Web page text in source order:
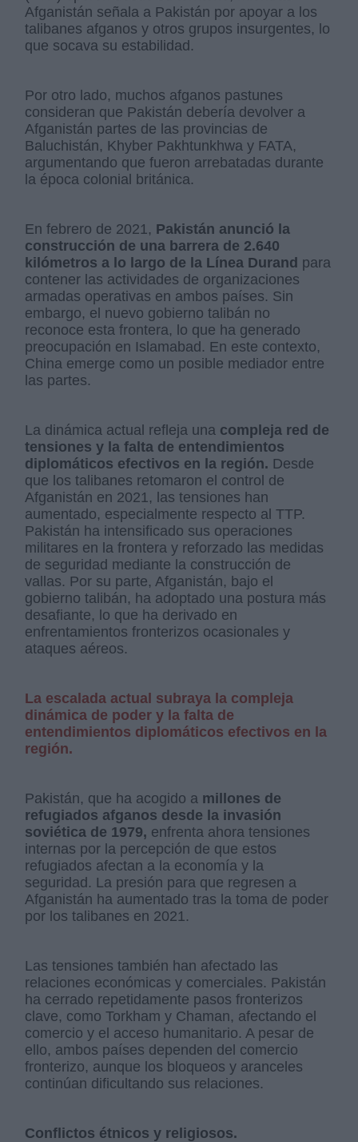
Afganistán señala a Pakistán por apoyar a los
talibanes afganos y otros grupos insurgentes, lo
que socava su estabilidad.
Por otro lado, muchos afganos pastunes
consideran que Pakistán debería devolver a
Afganistán partes de las provincias de
Baluchistán, Khyber Pakhtunkhwa y FATA,
argumentando que fueron arrebatadas durante
la época colonial británica.
En febrero de 2021, Pakistán anunció la
construcción de una barrera de 2.640
kilómetros a lo largo de la Línea Durand para
contener las actividades de organizaciones
armadas operativas en ambos países. Sin
embargo, el nuevo gobierno talibán no
reconoce esta frontera, lo que ha generado
preocupación en Islamabad. En este contexto,
China emerge como un posible mediador entre
las partes.
La dinámica actual refleja una compleja red de
tensiones y la falta de entendimientos
diplomáticos efectivos en la región. Desde
que los talibanes retomaron el control de
Afganistán en 2021, las tensiones han
aumentado, especialmente respecto al TTP.
Pakistán ha intensificado sus operaciones
militares en la frontera y reforzado las medidas
de seguridad mediante la construcción de
vallas. Por su parte, Afganistán, bajo el
gobierno talibán, ha adoptado una postura más
desafiante, lo que ha derivado en
enfrentamientos fronterizos ocasionales y
ataques aéreos.
La escalada actual subraya la compleja
dinámica de poder y la falta de
entendimientos diplomáticos efectivos en la
región.
Pakistán, que ha acogido a millones de
refugiados afganos desde la invasión
soviética de 1979, enfrenta ahora tensiones
internas por la percepción de que estos
refugiados afectan a la economía y la
seguridad. La presión para que regresen a
Afganistán ha aumentado tras la toma de poder
por los talibanes en 2021.
Las tensiones también han afectado las
relaciones económicas y comerciales. Pakistán
ha cerrado repetidamente pasos fronterizos
clave, como Torkham y Chaman, afectando el
comercio y el acceso humanitario. A pesar de
ello, ambos países dependen del comercio
fronterizo, aunque los bloqueos y aranceles
continúan dificultando sus relaciones.
Conflictos étnicos y religiosos.